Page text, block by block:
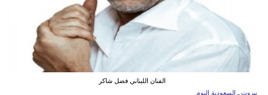
الفنان اللبناني فضل شاكر
بيروت ـ السعودية اليوم